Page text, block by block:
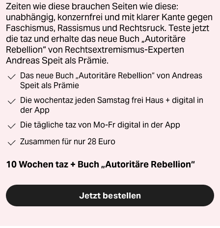
Zeiten wie diese brauchen Seiten wie diese:
unabhängig, konzernfrei und mit klarer Kante gegen
Faschismus, Rassismus und Rechtsruck. Teste jetzt
die taz und erhalte das neue Buch „Autoritäre
Rebellion“ von Rechtsextremismus-Experten
Andreas Speit als Prämie.
Das neue Buch „Autoritäre Rebellion“ von Andreas
Speit als Prämie
Die wochentaz jeden Samstag frei Haus + digital in
der App
Die tägliche taz von Mo-Fr digital in der App
Zusammen für nur 28 Euro
10 Wochen taz + Buch „Autoritäre Rebellion“
Jetzt bestellen